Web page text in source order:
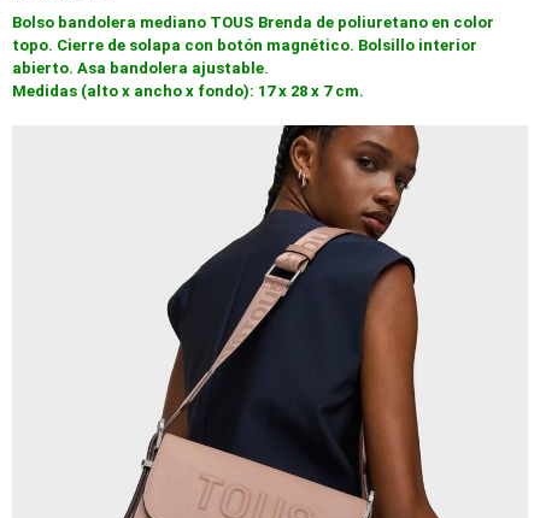
Bolso bandolera mediano TOUS Brenda de poliuretano en color
topo. Cierre de solapa con botón magnético. Bolsillo interior
abierto. Asa bandolera ajustable.
Medidas (alto x ancho x fondo): 17 x 28 x 7 cm.